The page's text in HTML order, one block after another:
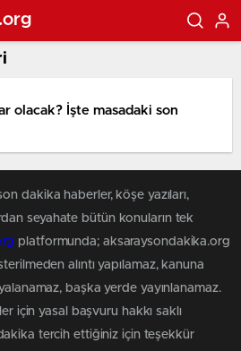
olacak? İşte masadaki son
dakika haberler, köşe yazıları,
seyahate bütün konuların tek
platformunda; aksaraysondakika.org
alıntı yapılamaz, kanuna
başka yerde yayınlanamaz.
için yasal başvuru hakkı saklı
tercih ettiğiniz için teşekkür